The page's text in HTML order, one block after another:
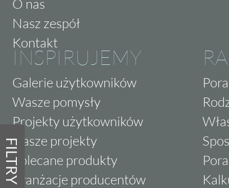
FILTRY
O nas
Nasz zespół
Kontakt
INSPIRUJEMY
Galerie użytkowników
Wasze pomysły
Projekty użytkowników
Nasze projekty
Polecane produkty
Aranżacje producentów